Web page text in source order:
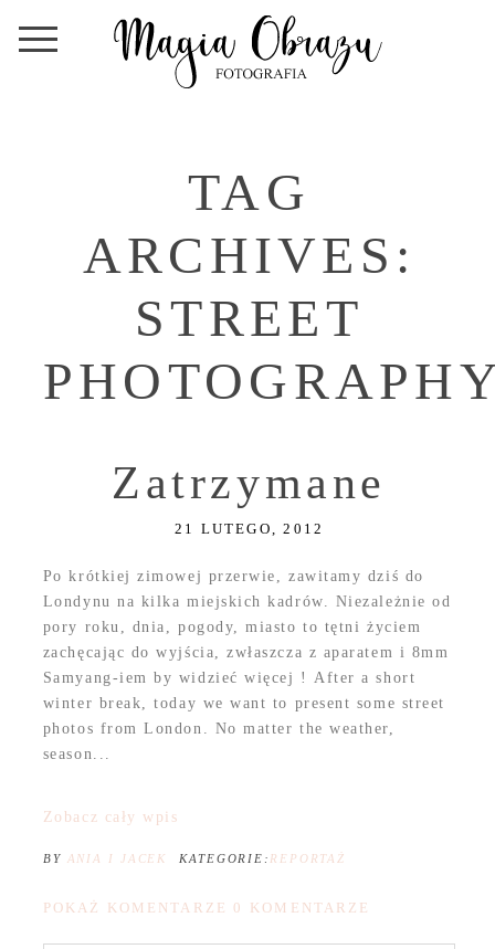
TAG
ARCHIVES:
STREET
Zatrzymane
21 LUTEGO, 2012
Po krótkiej zimowej przerwie, zawitamy dziś do
Londynu na kilka miejskich kadrów. Niezależnie od
pory roku, dnia, pogody, miasto to tętni życiem
zachęcając do wyjścia, zwłaszcza z aparatem i 8mm
Samyang-iem by widzieć więcej ! After a short
winter break, today we want to present some street
photos from London. No matter the weather,
season...
Zobacz cały wpis
BY ANIA I JACEK KATEGORIE: REPORTAŻ
POKAŻ KOMENTARZE 0 KOMENTARZE